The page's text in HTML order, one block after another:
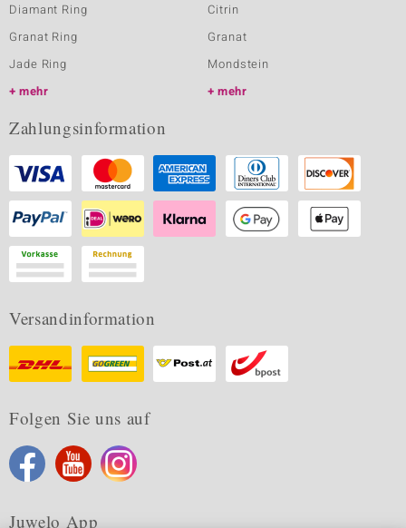
Diamant Ring
Granat Ring
Jade Ring
mehr
Citrin
Granat
Mondstein
mehr
Zahlungsinformation
Versandinformation
Folgen Sie uns auf
Juwelo App